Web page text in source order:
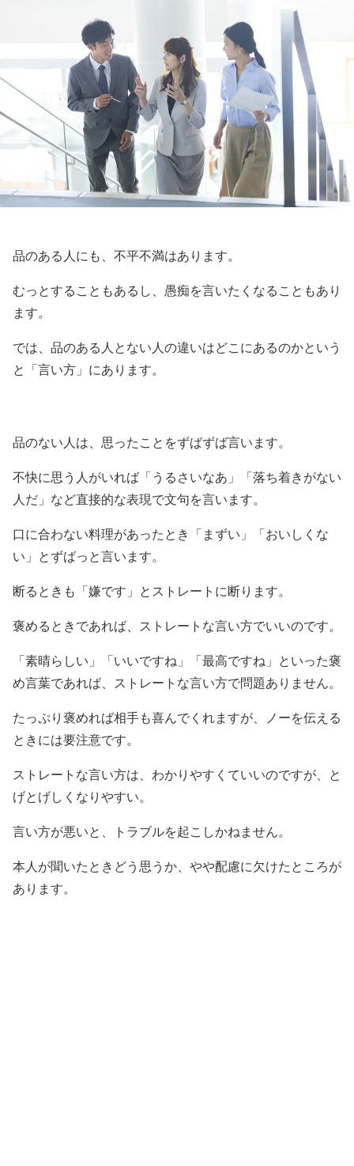
品のある人にも、不平不満はあります。
むっとすることもあるし、愚痴を言いたくなることもあり
ます。
では、品のある人とない人の違いはどこにあるのかという
と「言い方」にあります。
品のない人は、思ったことをずばずば言います。
不快に思う人がいれば「うるさいなあ」「落ち着きがない
人だ」など直接的な表現で文句を言います。
口に合わない料理があったとき「まずい」「おいしくな
い」とずばっと言います。
断るときも「嫌です」とストレートに断ります。
褒めるときであれば、ストレートな言い方でいいのです。
「素晴らしい」「いいですね」「最高ですね」といった褒
め言葉であれば、ストレートな言い方で問題ありません。
たっぷり褒めれば相手も喜んでくれますが、ノーを伝える
ときには要注意です。
ストレートな言い方は、わかりやすくていいのですが、と
げとげしくなりやすい。
言い方が悪いと、トラブルを起こしかねません。
本人が聞いたときどう思うか、やや配慮に欠けたところが
あります。